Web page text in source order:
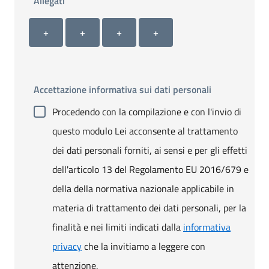
Allegato 1
+
Allegato 2
+
Allegato 3
+
Allegato 4
+
Accettazione informativa sui dati personali
Procedendo con la compilazione e con l'invio di
questo modulo Lei acconsente al trattamento
dei dati personali forniti, ai sensi e per gli effetti
dell'articolo 13 del Regolamento EU 2016/679 e
della della normativa nazionale applicabile in
materia di trattamento dei dati personali, per la
finalità e nei limiti indicati dalla informativa
privacyche la invitiamo a leggere con
attenzione.